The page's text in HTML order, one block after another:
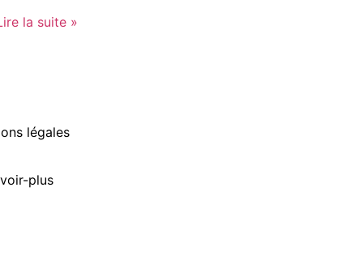
la suite »
légales
plus